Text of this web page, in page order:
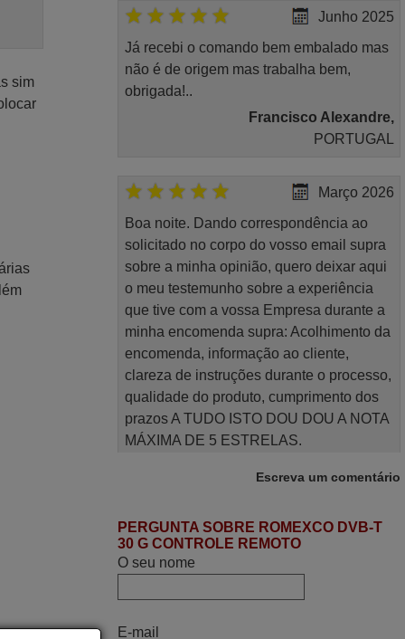
sim
Junho 2025
Já recebi o comando bem embalado mas
não é de origem mas trabalha bem,
obrigada!..
Francisco Alexandre,
PORTUGAL
Março 2026
Boa noite. Dando correspondência ao
solicitado no corpo do vosso email supra
sobre a minha opinião, quero deixar aqui
o meu testemunho sobre a experiência
que tive com a vossa Empresa durante a
minha encomenda supra: Acolhimento da
encomenda, informação ao cliente,
clareza de instruções durante o processo,
qualidade do produto, cumprimento dos
prazos A TUDO ISTO DOU DOU A NOTA
MÁXIMA DE 5 ESTRELAS.
continuem, pois infelizmente vai sendo
online com o cliente seja tão prática e
eficiente como a demonstrada por vós.
Apresento os meus cumprimentos.
Escreva um comentário
PERGUNTA SOBRE ROMEXCO DVB-T
30 G CONTROLE REMOTO
O seu nome
E-mail